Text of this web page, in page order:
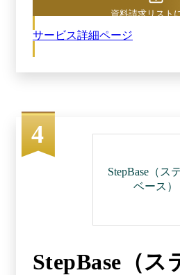
累計導入社数14,000社突破
継続率を誇る、信頼のサービ
出典：楽楽明細公式HP（
サービス詳細ページ
資料請求リスト
4
StepBase（ス
ベース）
StepBase（ス